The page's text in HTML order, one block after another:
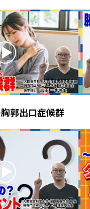
郭出口症候群